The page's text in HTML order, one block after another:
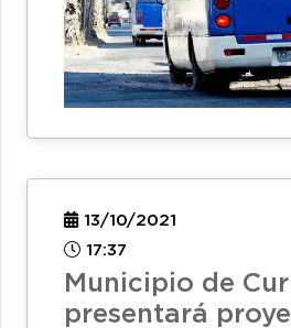
13/10/2021
17:37
Municipio de
presentará